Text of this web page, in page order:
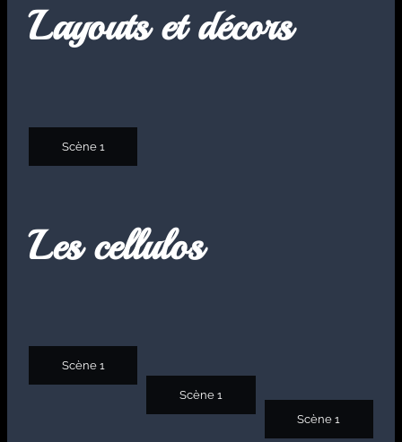
Layouts et décors
Scène 1
Les cellulos
Scène 1
Scène 1
Scène 1